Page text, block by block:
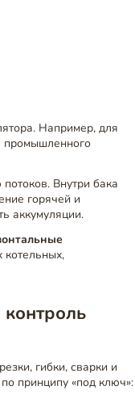
Например, для
промышленного
Внутри бака
горячей и
аккумуляции.
котельных,
гибки, сварки и
принципу «под ключ»: